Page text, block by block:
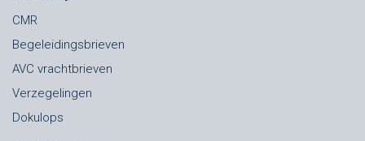
CMR
Begeleidingsbrieven
AVC vrachtbrieven
Verzegelingen
Dokulops